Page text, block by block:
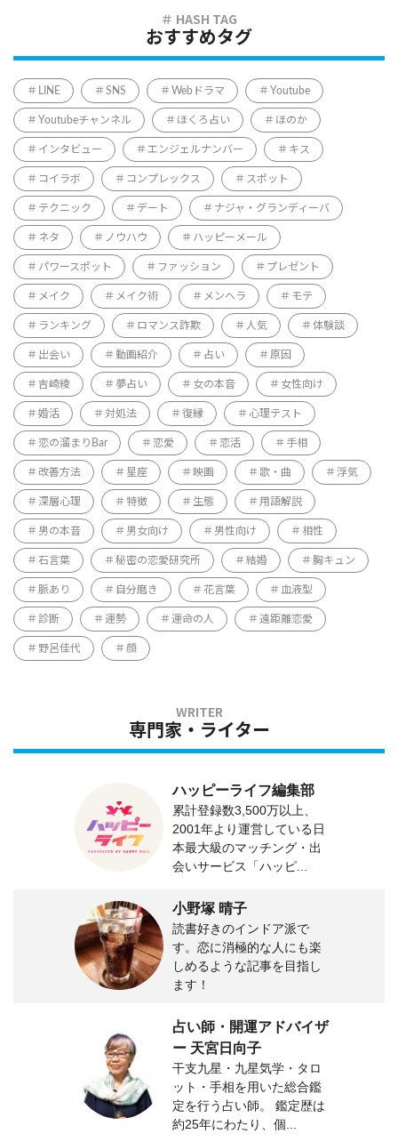
おすすめタグ
LINE SNS Webドラマ Youtube
Youtubeチャンネル ほくろ占い ほのか
インタビュー エンジェルナンバー キス
コイラボ コンプレックス スポット
テクニック デート ナジャ・グランディーバ
ネタ ノウハウ ハッピーメール
パワースポット ファッション プレゼント
メイク メイク術 メンヘラ モテ
ランキング ロマンス詐欺 人気 体験談
出会い 動画紹介 占い 原因
吉崎綾 夢占い 女の本音 女性向け
婚活 対処法 復縁 心理テスト
恋の溜まりBar 恋愛 恋活 手相
改善方法 星座 映画 歌・曲 浮気
深層心理 特徴 生態 用語解説
男の本音 男女向け 男性向け 相性
石言葉 秘密の恋愛研究所 結婚 胸キュン
脈あり 自分磨き 花言葉 血液型
診断 運勢 運命の人 遠距離恋愛
野呂佳代 顔
専門家・ライター
ハッピーライフ編集部
累計登録数3,500万以上、
2001年より運営している日
本最大級のマッチング・出
会いサービス「ハッピ...
小野塚 晴子
読書好きのインドア派で
す。恋に消極的な人にも楽
しめるような記事を目指し
ます！
占い師・開運アドバイザ
ー 天宮日向子
干支九星・九星気学・タロ
ット・手相を用いた総合鑑
定を行う占い師。 鑑定歴は
約25年にわたり、個...